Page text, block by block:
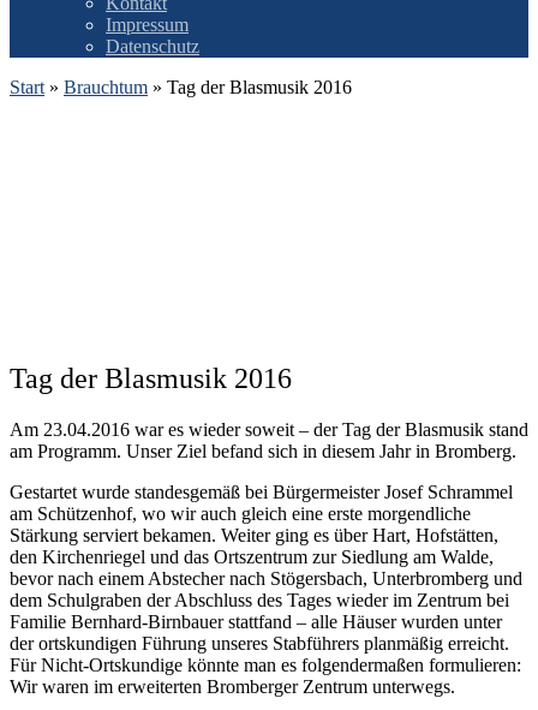
Impressum
Datenschutz
Start » Brauchtum » Tag der Blasmusik 2016
Tag der Blasmusik 2016
Am 23.04.2016 war es wieder soweit – der Tag der Blasmusik stand
am Programm. Unser Ziel befand sich in diesem Jahr in Bromberg.
Gestartet wurde standesgemäß bei Bürgermeister Josef Schrammel
am Schützenhof, wo wir auch gleich eine erste morgendliche
Stärkung serviert bekamen. Weiter ging es über Hart, Hofstätten,
den Kirchenriegel und das Ortszentrum zur Siedlung am Walde,
bevor nach einem Abstecher nach Stögersbach, Unterbromberg und
dem Schulgraben der Abschluss des Tages wieder im Zentrum bei
Familie Bernhard-Birnbauer stattfand – alle Häuser wurden unter
der ortskundigen Führung unseres Stabführers planmäßig erreicht.
Für Nicht-Ortskundige könnte man es folgendermaßen formulieren:
Wir waren im erweiterten Bromberger Zentrum unterwegs.